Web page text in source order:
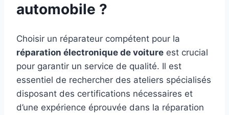
automobile ?
Choisir un réparateur compétent pour la
réparation électronique de voiture est crucial
pour garantir un service de qualité. Il est
essentiel de rechercher des ateliers spécialisés
disposant des certifications nécessaires et
d’une expérience éprouvée dans la réparation